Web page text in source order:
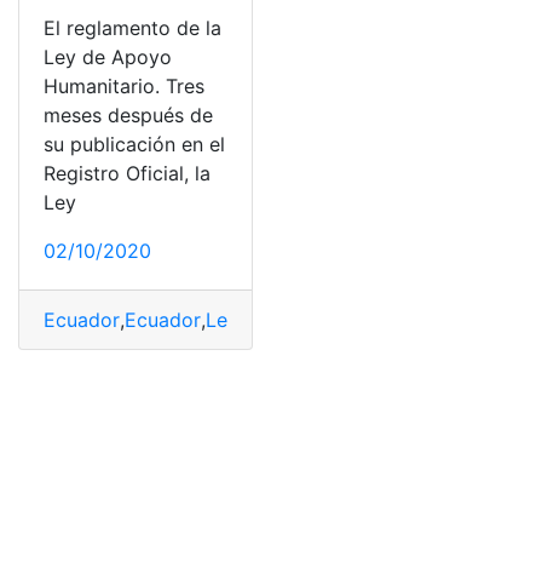
El reglamento de la
Ley de Apoyo
Humanitario. Tres
meses después de
su publicación en el
Registro Oficial, la
Ley
02/10/2020
Ecuador,Ecuador,Leyes